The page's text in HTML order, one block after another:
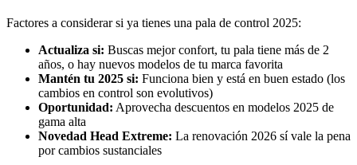
Factores a considerar si ya tienes una pala de control 2025:
Actualiza si: Buscas mejor confort, tu pala tiene más de 2
años, o hay nuevos modelos de tu marca favorita
Mantén tu 2025 si: Funciona bien y está en buen estado (los
cambios en control son evolutivos)
Oportunidad: Aprovecha descuentos en modelos 2025 de
gama alta
Novedad Head Extreme: La renovación 2026 sí vale la pena
por cambios sustanciales